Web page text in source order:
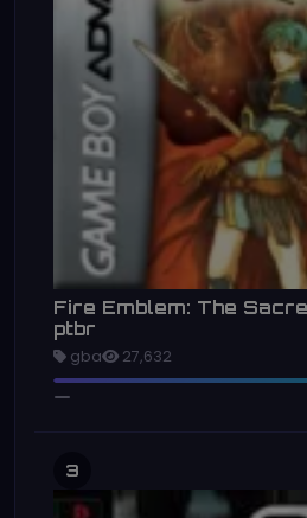
Fire Emblem: The
ptbr
gba 27,632
3